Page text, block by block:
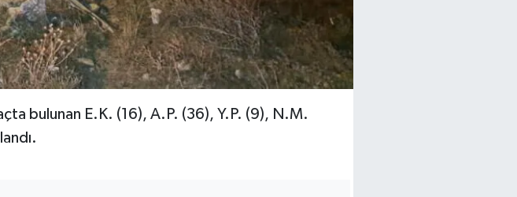
bulunan E.K. (16), A.P. (36), Y.P. (9), N.M.